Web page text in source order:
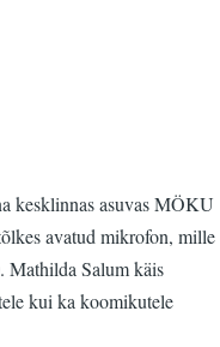
kesklinnas asuvas MÖKU
avatud mikrofon, mille
Mathilda Salum käis
kui ka koomikutele